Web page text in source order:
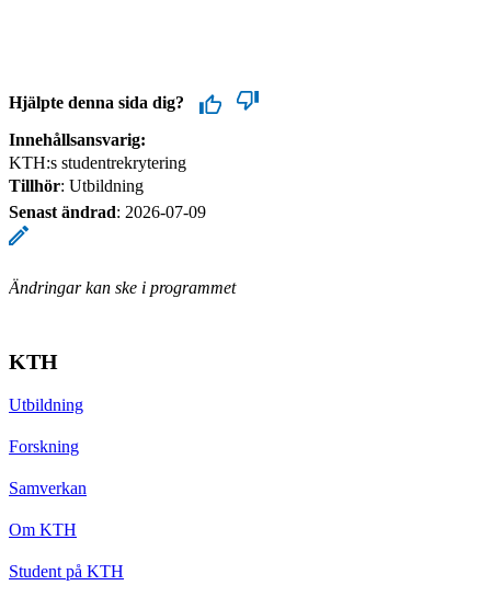
Hjälpte denna sida dig?
Innehållsansvarig:
KTH:s studentrekrytering
Tillhör: Utbildning
Senast ändrad: 2026-07-09
Ändringar kan ske i programmet
KTH
Utbildning
Forskning
Samverkan
Om KTH
Student på KTH